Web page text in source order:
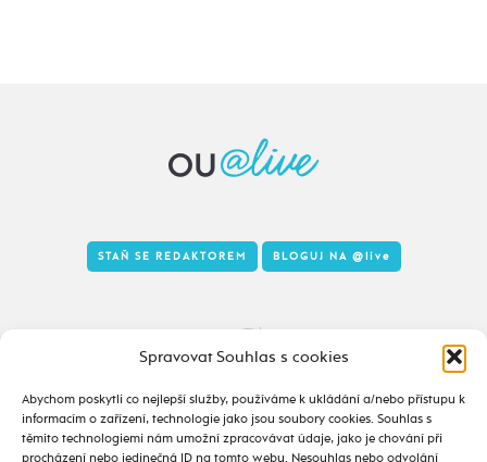
Spravovat Souhlas s cookies
Abychom poskytli co nejlepší služby, používáme k ukládání a/nebo přístupu k
informacím o zařízení, technologie jako jsou soubory cookies. Souhlas s
těmito technologiemi nám umožní zpracovávat údaje, jako je chování při
procházení nebo jedinečná ID na tomto webu. Nesouhlas nebo odvolání
Tady to taky žije
STAŇ SE REDAKTOREM BLOGUJ NA @live